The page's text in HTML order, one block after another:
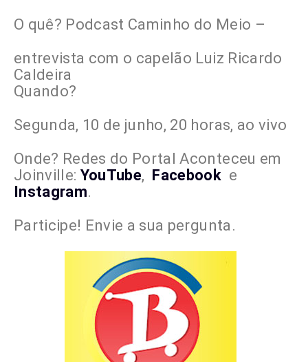
O quê? Podcast Caminho do Meio –
entrevista com o capelão Luiz Ricardo
Caldeira
Quando?
Segunda, 10 de junho, 20 horas, ao vivo
Onde? Redes do Portal Aconteceu em
Joinville: YouTube, Facebook e
Instagram.
Participe! Envie a sua pergunta.